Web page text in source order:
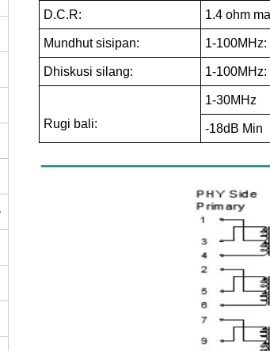
D.C.R: 1.4 ohm
Mundhut sisipan: 1-
Dhiskusi silang: 1-
Rugi bali:
1-30MHz
-18dB Min